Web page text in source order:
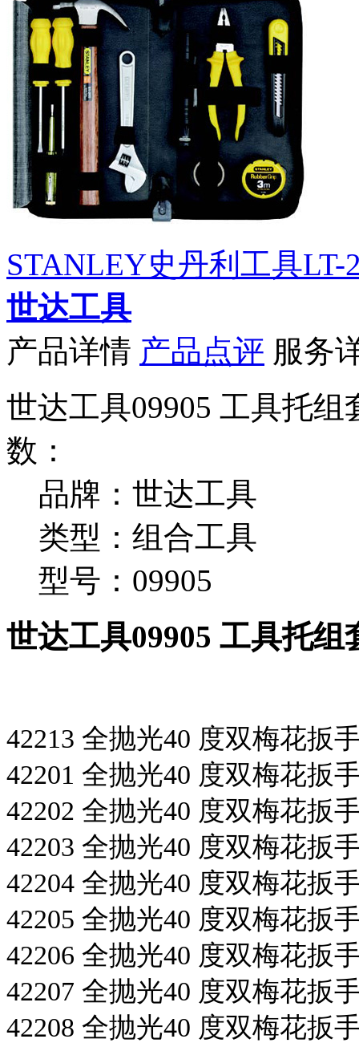
STANLEY史丹利工具LT-
世达工具
产品详情 产品点评 服务
世达工具09905 工具托
数：
品牌：世达工具
类型：组合工具
型号：09905
世达工具09905 工具托
42213 全抛光40 度双梅花扳
42201 全抛光40 度双梅花扳
42202 全抛光40 度双梅花扳
42203 全抛光40 度双梅花扳
42204 全抛光40 度双梅花扳
42205 全抛光40 度双梅花扳
42206 全抛光40 度双梅花扳
42207 全抛光40 度双梅花扳
42208 全抛光40 度双梅花扳